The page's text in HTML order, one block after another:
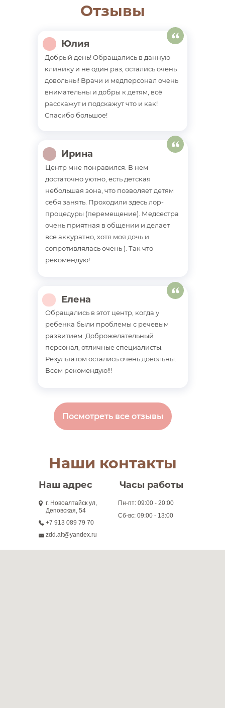
Юлия
Добрый день! Обращались в данную
клинику и не один раз, остались очень
довольны! Врачи и медперсонал очень
внимательны и добры к детям, всё
расскажут и подскажут что и как!
Спасибо большое!
Ирина
Центр мне понравился. В нем
достаточно уютно, есть детская
небольшая зона, что позволяет детям
себя занять. Проходили здесь лор-
процедуры (перемещение). Медсестра
очень приятная в общении и делает
все аккуратно, хотя моя дочь и
сопротивлялась очень ). Так что
рекомендую!
Елена
Обращались в этот центр, когда у
ребенка были проблемы с речевым
развитием. Доброжелательный
персонал, отличные специалисты.
Результатом остались очень довольны.
Всем рекомендую!!!
Отзывы
Посмотреть все отзывы
Наш адрес Часы работы
Пн-пт: 09:00 - 20:00
Сб-вс: 09:00 - 13:00
zdd.alt@yandex.ru
+7 913 089 79 70
г. Новоалтайск ул,
Деповская, 54
Наши контакты